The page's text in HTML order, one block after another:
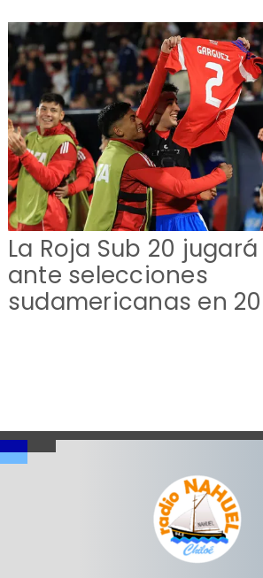
La Roja Sub 20
ante selecciones
sudamericanas en